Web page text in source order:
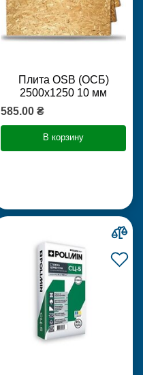
Плита OSB (ОСБ)
2500х1250 10 мм
585.00 ₴
В корзину